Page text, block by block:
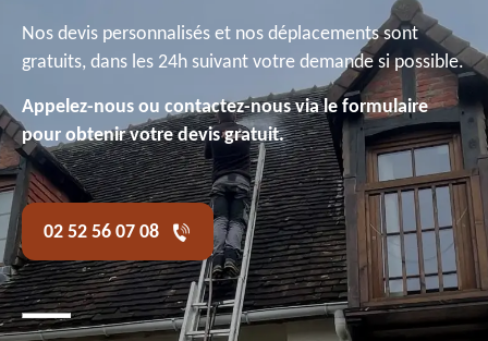
Nos devis personnalisés et nos déplacements sont
gratuits, dans les 24h suivant votre demande si possible.
Appelez-nous ou contactez-nous via le formulaire
pour obtenir votre devis gratuit.
02 52 56 07 08